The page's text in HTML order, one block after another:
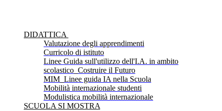
DIDATTICA
Valutazione degli apprendimenti
Curricolo di istituto
Linee Guida sull'utilizzo dell'I.A. in ambito
scolastico_Costruire il Futuro
MIM_Linee guida IA nella Scuola
Mobilità internazionale studenti
Modulistica mobilità internazionale
SCUOLA SI MOSTRA